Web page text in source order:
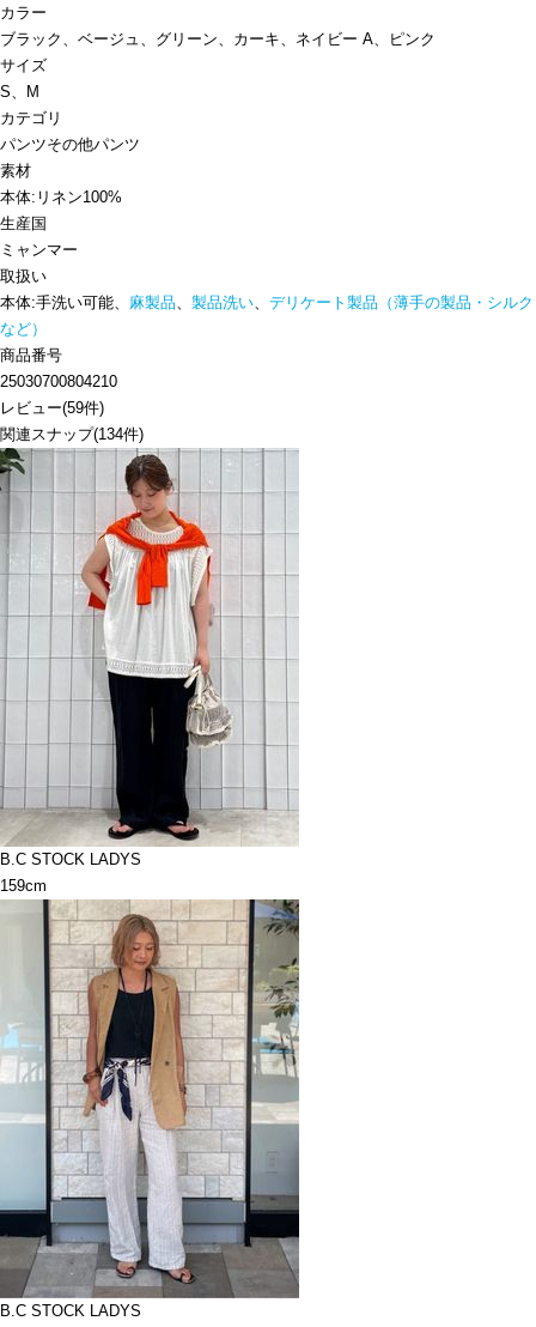
カラー
ブラック、ベージュ、グリーン、カーキ、ネイビー A、ピンク
サイズ
S、M
カテゴリ
パンツその他パンツ
素材
本体:リネン100%
生産国
ミャンマー
取扱い
本体:手洗い可能、 麻製品、 製品洗い、 デリケート製品（薄手の製品・シルク
など）
商品番号
25030700804210
レビュー(59件)
関連スナップ(134件)
B.C STOCK LADYS
159cm
B.C STOCK LADYS